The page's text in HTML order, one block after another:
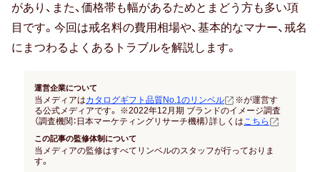
があり、また、価格帯も幅があるためとまどう方も多い項
目です。今回は戒名料の費用相場や、基本的なマナー、戒名
にまつわるよくあるトラブルを解説します。
運営企業について
当メディアはカタログギフト品質No.1のリンベル
※が運営す
る公式メディアです。 ※2022年12月期 ブランドのイメージ調査
（調査機関：日本マーケティングリサーチ機構）詳しくはこちら
この記事の監修体制について
当メディアの監修はすべてリンベルのスタッフが行っておりま
す。